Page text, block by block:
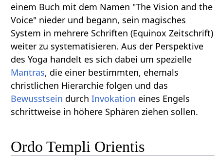
einem Buch mit dem Namen "The Vision and the
Voice" nieder und begann, sein magisches
System in mehrere Schriften (Equinox Zeitschrift)
weiter zu systematisieren. Aus der Perspektive
des Yoga handelt es sich dabei um spezielle
Mantras, die einer bestimmten, ehemals
christlichen Hierarchie folgen und das
Bewusstsein durchInvokation eines Engels
schrittweise in höhere Sphären ziehen sollen.
Ordo Templi Orientis